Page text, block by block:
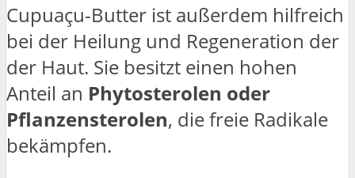
Cupuaçu-Butter ist außerdem hilfreich
bei der Heilung und Regeneration der
der Haut. Sie besitzt einen hohen
Anteil an Phytosterolen oder
Pflanzensterolen, die freie Radikale
bekämpfen.